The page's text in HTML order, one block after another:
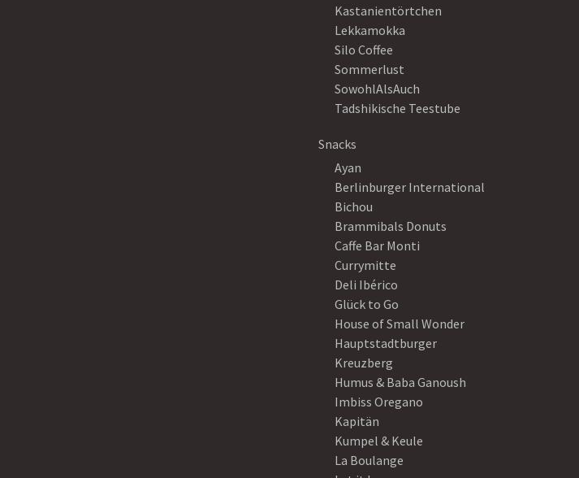
Kastanientörtchen
Lekkamokka
Silo Coffee
Sommerlust
SowohlAlsAuch
Tadshikische Teestube
Snacks
Ayan
Berlinburger International
Bichou
Brammibals Donuts
Caffe Bar Monti
Currymitte
Deli Ibérico
Glück to Go
House of Small Wonder
Hauptstadtburger
Kreuzberg
Humus & Baba Ganoush
Imbiss Oregano
Kapitän
Kumpel & Keule
La Boulange